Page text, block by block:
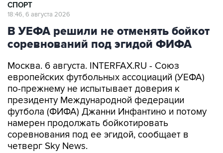
СПОРТ
18:46, 6 августа 2026
В УЕФА решили не отменять бойкот
соревнований под эгидой ФИФА
Москва. 6 августа. INTERFAX.RU - Союз
европейских футбольных ассоциаций (УЕФА)
по-прежнему не испытывает доверия к
президенту Международной федерации
футбола (ФИФА) Джанни Инфантино и потому
намерен продолжать бойкотировать
соревнования под ее эгидой, сообщает в
четверг Sky News.